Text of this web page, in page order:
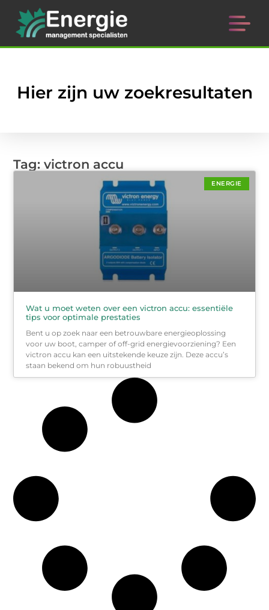
Hier zijn uw zoekresultaten
Tag: victron accu
ENERGIE
Wat u moet weten over een victron accu: essentiële
tips voor optimale prestaties
Bent u op zoek naar een betrouwbare energieoplossing
voor uw boot, camper of off-grid energievoorziening? Een
victron accu kan een uitstekende keuze zijn. Deze accu’s
staan bekend om hun robuustheid